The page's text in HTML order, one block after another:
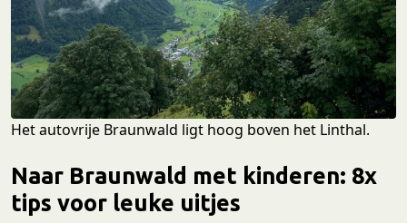
Het autovrije Braunwald ligt hoog boven het Linthal.
Naar Braunwald met kinderen: 8x
tips voor leuke uitjes